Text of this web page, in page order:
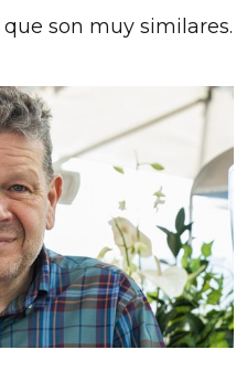
son muy similares.